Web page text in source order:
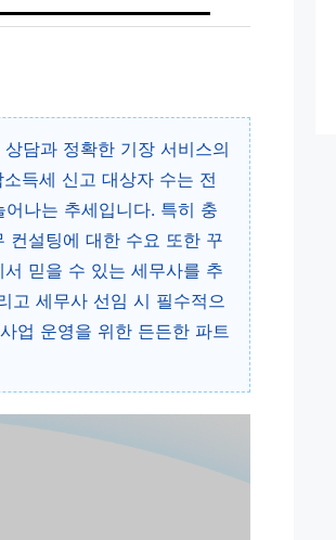
담과 정확한 기장 서비스의
득세 신고 대상자 수는 전
나는 추세입니다. 특히 충
컨설팅에 대한 수요 또한 꾸
믿을 수 있는 세무사를 추
고 세무사 선임 시 필수적으
업 운영을 위한 든든한 파트